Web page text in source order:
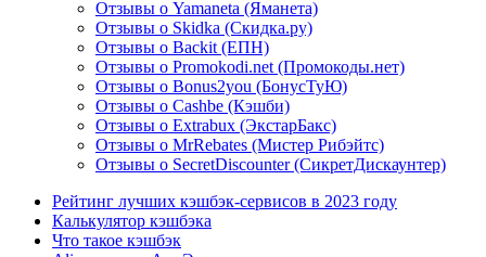
Отзывы о Yamaneta (Яманета)
Отзывы о Skidka (Скидка.ру)
Отзывы о Backit (ЕПН)
Отзывы о Promokodi.net (Промокоды.нет)
Отзывы о Bonus2you (БонусТуЮ)
Отзывы о Cashbe (Кэшби)
Отзывы о Extrabux (ЭкстарБакс)
Отзывы о MrRebates (Мистер Рибэйтс)
Отзывы о SecretDiscounter (СикретДискаунтер)
Рейтинг лучших кэшбэк-сервисов в 2023 году
Калькулятор кэшбэка
Что такое кэшбэк